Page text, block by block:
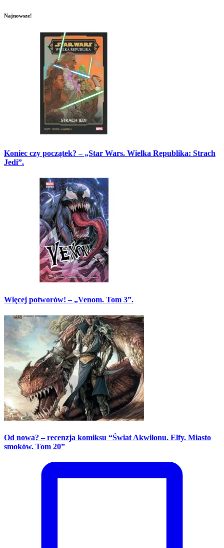
Najnowsze!
Koniec czy początek? – „Star Wars. Wielka Republika: Strach
Jedi”.
Więcej potworów! – „Venom. Tom 3”.
Od nowa? – recenzja komiksu “Świat Akwilonu. Elfy. Miasto
smoków. Tom 20”